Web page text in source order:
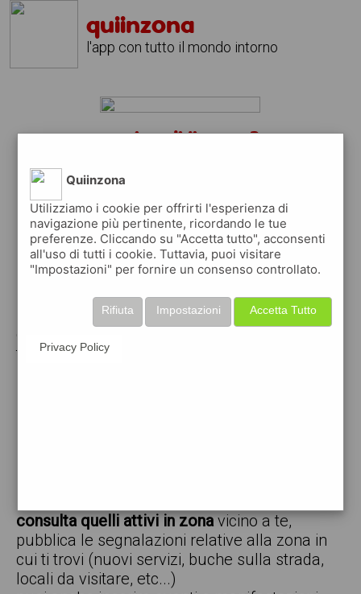
quiinzona
l'app con tutto il mondo intorno
marina di lizzano?
↴
scarica gratis app
pubblica gratis i tuoi annunci
tuoi annunci per :
consulta quelli attivi in zonavicino a te,
pubblica le segnalazioni relative alla zona in
cui ti trovi (nuovi servizi, buche sulla strada,
locali da visitare, etc...)
Quiinzona
Utilizziamo i cookie per offrirti l'esperienza di
navigazione più pertinente, ricordando le tue
preferenze. Cliccando su "Accetta tutto", acconsenti
all'uso di tutti i cookie. Tuttavia, puoi visitare
"Impostazioni" per fornire un consenso controllato.
Accetta Tutto
Impostazioni
Rifiuta
Privacy Policy